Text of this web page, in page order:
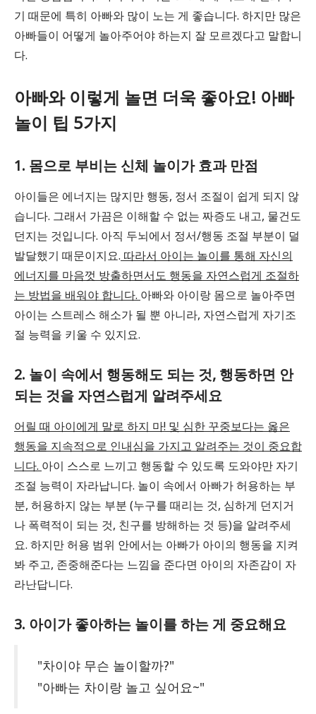
기 때문에 특히 아빠와 많이 노는 게 좋습니다. 하지만 많은
아빠들이 어떻게 놀아주어야 하는지 잘 모르겠다고 말합니
다.
아빠와 이렇게 놀면 더욱 좋아요! 아빠
놀이 팁 5가지
1. 몸으로 부비는 신체 놀이가 효과 만점
아이들은 에너지는 많지만 행동, 정서 조절이 쉽게 되지 않
습니다. 그래서 가끔은 이해할 수 없는 짜증도 내고, 물건도
던지는 것입니다. 아직 두뇌에서 정서/행동 조절 부분이 덜
발달했기 때문이지요. 따라서 아이는 놀이를 통해 자신의
에너지를 마음껏 방출하면서도 행동을 자연스럽게 조절하
는 방법을 배워야 합니다. 아빠와 아이랑 몸으로 놀아주면
아이는 스트레스 해소가 될 뿐 아니라, 자연스럽게 자기조
절 능력을 키울 수 있지요.
2. 놀이 속에서 행동해도 되는 것, 행동하면 안
되는 것을 자연스럽게 알려주세요
어릴 때 아이에게 말로 하지 마! 및 심한 꾸중보다는 옳은
행동을 지속적으로 인내심을 가지고 알려주는 것이 중요합
니다. 아이 스스로 느끼고 행동할 수 있도록 도와야만 자기
조절 능력이 자라납니다. 놀이 속에서 아빠가 허용하는 부
분, 허용하지 않는 부분 (누구를 때리는 것, 심하게 던지거
나 폭력적이 되는 것, 친구를 방해하는 것 등)을 알려주세
요. 하지만 허용 범위 안에서는 아빠가 아이의 행동을 지켜
봐 주고, 존중해준다는 느낌을 준다면 아이의 자존감이 자
라난답니다.
3. 아이가 좋아하는 놀이를 하는 게 중요해요
"차이야 무슨 놀이할까?"
"아빠는 차이랑 놀고 싶어요~"